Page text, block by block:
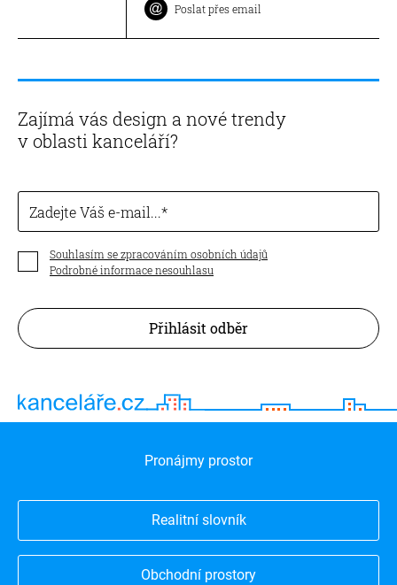
Poslat přes email
Zajímá vás design a nové trendy
v oblasti kanceláří?
Zadejte Váš e-mail...
Souhlasím se zpracováním osobních údajů
Podrobné informace nesouhlasu
Přihlásit odběr
Pronájmy prostor
Realitní slovník
Obchodní prostory